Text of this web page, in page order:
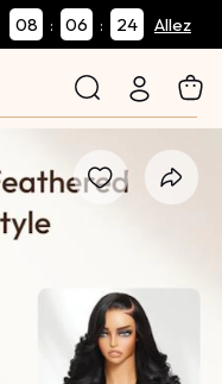
08 : 06 : 22 Allez